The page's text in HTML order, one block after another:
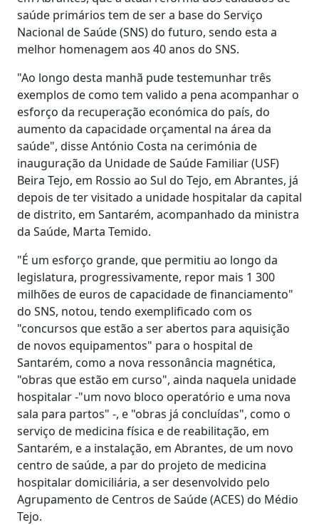
saúde primários tem de ser a base do Serviço
Nacional de Saúde (SNS) do futuro, sendo esta a
melhor homenagem aos 40 anos do SNS.
"Ao longo desta manhã pude testemunhar três
exemplos de como tem valido a pena acompanhar o
esforço da recuperação económica do país, do
aumento da capacidade orçamental na área da
saúde", disse António Costa na cerimónia de
inauguração da Unidade de Saúde Familiar (USF)
Beira Tejo, em Rossio ao Sul do Tejo, em Abrantes, já
depois de ter visitado a unidade hospitalar da capital
de distrito, em Santarém, acompanhado da ministra
da Saúde, Marta Temido.
"É um esforço grande, que permitiu ao longo da
legislatura, progressivamente, repor mais 1 300
milhões de euros de capacidade de financiamento"
do SNS, notou, tendo exemplificado com os
"concursos que estão a ser abertos para aquisição
de novos equipamentos" para o hospital de
Santarém, como a nova ressonância magnética,
"obras que estão em curso", ainda naquela unidade
hospitalar -"um novo bloco operatório e uma nova
sala para partos" -, e "obras já concluídas", como o
serviço de medicina física e de reabilitação, em
Santarém, e a instalação, em Abrantes, de um novo
centro de saúde, a par do projeto de medicina
hospitalar domiciliária, a ser desenvolvido pelo
Agrupamento de Centros de Saúde (ACES) do Médio
Tejo.